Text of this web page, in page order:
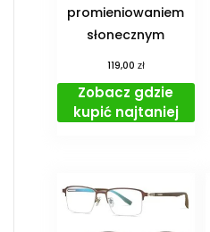
promieniowaniem
słonecznym
119,00 zł
Zobacz gdzie
kupić najtaniej